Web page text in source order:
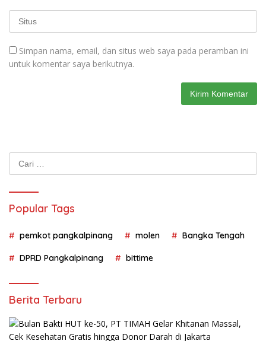
Simpan nama, email, dan situs web saya pada peramban ini
untuk komentar saya berikutnya.
Cari
untuk:
Popular Tags
pemkot pangkalpinang molen Bangka Tengah
DPRD Pangkalpinang bittime
Berita Terbaru